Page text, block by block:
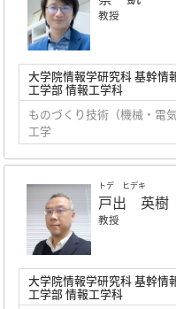
教授
大学院情報学研究科 基幹情
工学部 情報工学科
ものづくり技術（機械・電
工学
トデ ヒデキ
戸出 英樹
教授
大学院情報学研究科 基幹情
工学部 情報工学科